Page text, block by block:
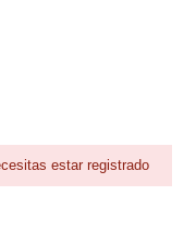
estar registrado